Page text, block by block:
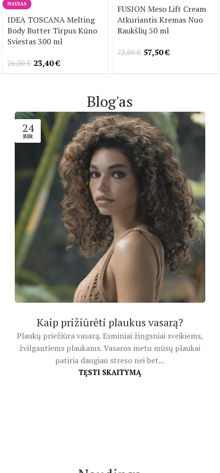
NAUJAS
IDEA TOSCANA Melting
Body Butter Tirpus Kūno
Sviestas 300 ml
26,00€ 23,40€
FUSION Meso Lift Cream
Atkuriantis Kremas Nuo
Raukšlių 50 ml
72,00€ 57,50€
Blog'as
24
BIR
Kaip prižiūrėti plaukus vasarą?
Plaukų priežiūra vasarą. Esminiai žingsniai sveikiems,
žvilgantiems plaukams. Vasaros metu mūsų plaukai
patiria daugiau streso nei bet...
TĘSTI SKAITYMĄ